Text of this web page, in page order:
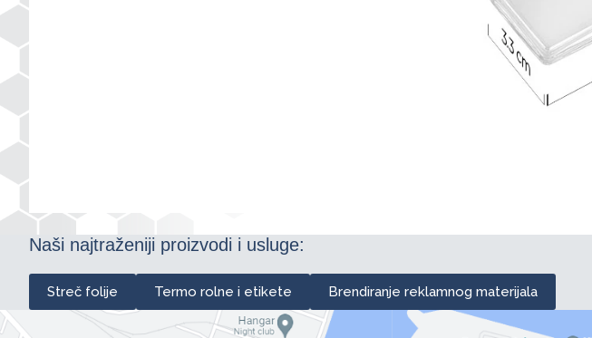
Naši najtraženiji proizvodi i usluge:
Streč folije Termo rolne i etikete Brendiranje reklamnog materijala